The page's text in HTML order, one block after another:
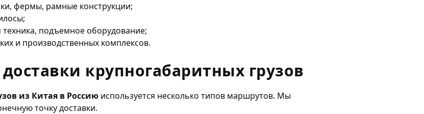
фермы, рамные конструкции;
техника, подъемное оборудование;
и производственных комплексов.
крупногабаритных грузов
из Китая в Россию используется несколько типов маршрутов. Мы
точку доставки.